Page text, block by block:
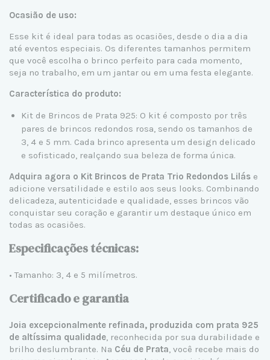
Ocasião de uso:
Esse kit é ideal para todas as ocasiões, desde o dia a dia
até eventos especiais. Os diferentes tamanhos permitem
que você escolha o brinco perfeito para cada momento,
seja no trabalho, em um jantar ou em uma festa elegante.
Característica do produto:
Kit de Brincos de Prata 925: O kit é composto por três
pares de brincos redondos rosa, sendo os tamanhos de
3, 4 e 5 mm. Cada brinco apresenta um design delicado
e sofisticado, realçando sua beleza de forma única.
Adquira agora o Kit Brincos de Prata Trio Redondos Lilás e
adicione versatilidade e estilo aos seus looks. Combinando
delicadeza, autenticidade e qualidade, esses brincos vão
conquistar seu coração e garantir um destaque único em
todas as ocasiões.
Especificações técnicas:
• Tamanho: 3, 4 e 5 milímetros.
Certificado e garantia
Joia excepcionalmente refinada, produzida com prata 925
de altíssima qualidade, reconhecida por sua durabilidade e
brilho deslumbrante. Na Céu de Prata, você recebe mais do